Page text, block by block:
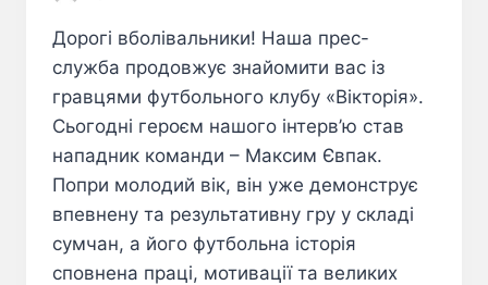
Дорогі вболівальники! Наша прес-
служба продовжує знайомити вас із
гравцями футбольного клубу «Вікторія».
Сьогодні героєм нашого інтерв’ю став
нападник команди – Максим Євпак.
Попри молодий вік, він уже демонструє
впевнену та результативну гру у складі
сумчан, а його футбольна історія
сповнена праці, мотивації та великих